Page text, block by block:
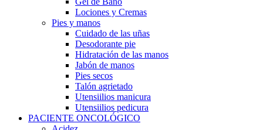
Lociones y Cremas
Pies y manos
Cuidado de las uñas
Desodorante pie
Hidratación de las manos
Jabón de manos
Pies secos
Talón agrietado
Utensiilios manicura
Utensiilios pedicura
PACIENTE ONCOLÓGICO